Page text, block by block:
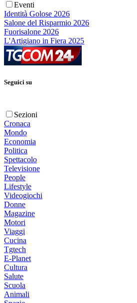
Eventi
Identità Golose 2026
Salone del Risparmio 2026
Fuorisalone 2026
L'Artigiano in Fiera 2025
Seguici su
Sezioni
Cronaca
Mondo
Economia
Politica
Spettacolo
Televisione
People
Lifestyle
Videogiochi
Donne
Magazine
Motori
Viaggi
Cucina
Tgtech
E-Planet
Cultura
Salute
Scuola
Animali